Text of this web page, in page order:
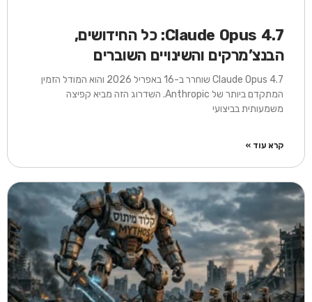
Claude Opus 4.7: כל החידושים,
הבנצ’מרקים והשינויים השוברים
Claude Opus 4.7 שוחרר ב-16 באפריל 2026 והוא המודל הזמין
המתקדם ביותר של Anthropic. השדרוג הזה מביא קפיצה
משמעותית בביצועי
קרא עוד »